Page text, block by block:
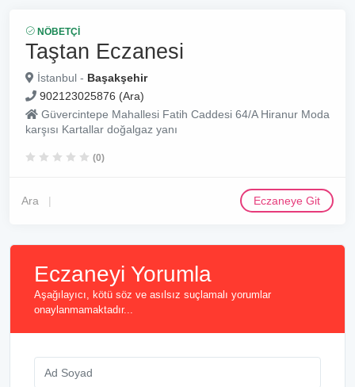
NÖBETÇI
Taştan Eczanesi
İstanbul - Başakşehir
902123025876 (Ara)
Güvercintepe Mahallesi Fatih Caddesi 64/A Hiranur Moda
karşısı Kartallar doğalgaz yanı
(0)
Ara Eczaneye Git
Eczaneyi Yorumla
Aşağılayıcı, kötü söz ve asılsız suçlamalı yorumlar
onaylanmamaktadır...